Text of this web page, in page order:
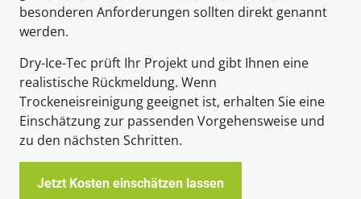
besonderen Anforderungen sollten direkt genannt
werden.
Dry-Ice-Tec prüft Ihr Projekt und gibt Ihnen eine
realistische Rückmeldung. Wenn
Trockeneisreinigung geeignet ist, erhalten Sie eine
Einschätzung zur passenden Vorgehensweise und
zu den nächsten Schritten.
Jetzt Kosten einschätzen lassen